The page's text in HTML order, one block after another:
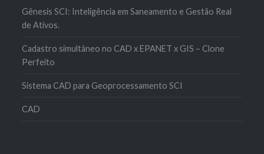
Gênesis SCI: Inteligência em Saneamento e Gestão Real
de Ativos.
Cadastro simultâneo no CAD x EPANET x GIS – Clone
Perfeito
Sistema CAD para Geoprocessamento SCI
CAD